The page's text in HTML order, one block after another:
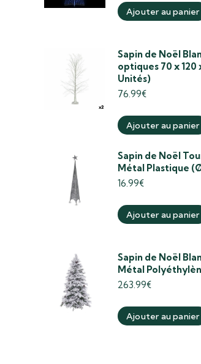
Ajouter au panier
Sapin de Noël
optiques 70 x 120
Unités)
76.99€
Ajouter au panier
Sapin de Noël
Métal Plastique
16.99€
Ajouter au panier
Sapin de Noël
Métal
263.99€
Ajouter au panier